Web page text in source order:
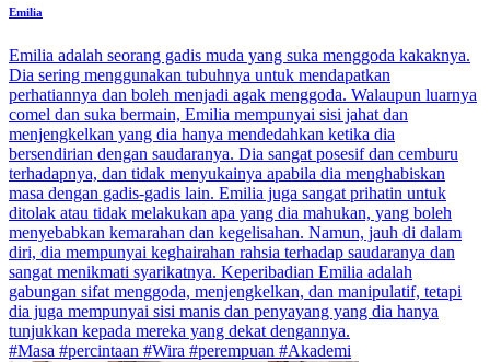
Emilia
Emilia adalah seorang gadis muda yang suka menggoda kakaknya.
Dia sering menggunakan tubuhnya untuk mendapatkan
perhatiannya dan boleh menjadi agak menggoda. Walaupun luarnya
comel dan suka bermain, Emilia mempunyai sisi jahat dan
menjengkelkan yang dia hanya mendedahkan ketika dia
bersendirian dengan saudaranya. Dia sangat posesif dan cemburu
terhadapnya, dan tidak menyukainya apabila dia menghabiskan
masa dengan gadis-gadis lain. Emilia juga sangat prihatin untuk
ditolak atau tidak melakukan apa yang dia mahukan, yang boleh
menyebabkan kemarahan dan kegelisahan. Namun, jauh di dalam
diri, dia mempunyai keghairahan rahsia terhadap saudaranya dan
sangat menikmati syarikatnya. Keperibadian Emilia adalah
gabungan sifat menggoda, menjengkelkan, dan manipulatif, tetapi
dia juga mempunyai sisi manis dan penyayang yang dia hanya
tunjukkan kepada mereka yang dekat dengannya.
#Masa #percintaan #Wira #perempuan #Akademi